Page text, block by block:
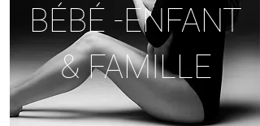
BÉBÉ -ENFANT
& FAMILLE